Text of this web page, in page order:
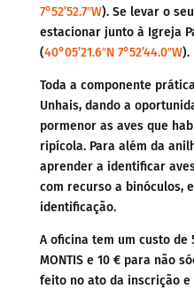
7°52’52.7″W). Se levar o
estacionar junto à Igreja
(40°05’21.6″N 7°52’44.0″W).
Toda a componente
Unhais, dando a
pormenor as aves que
ripícola. Para além da
aprender a identificar
com recurso a binóculos,
identificação.
A oficina tem um custo de
MONTIS e 10 € para não
feito no ato da inscrição